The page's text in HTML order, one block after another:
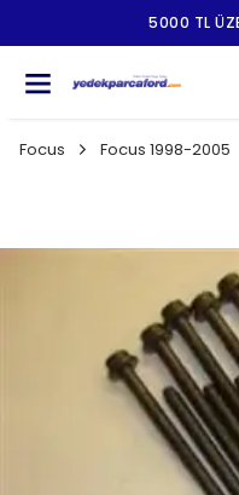
5000 TL
Focus Focus 1998-2005